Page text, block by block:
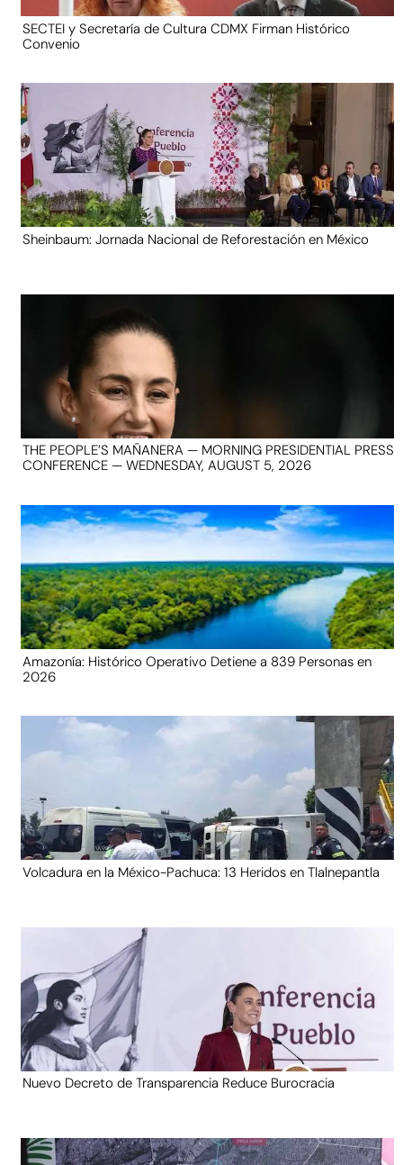
SECTEI y Secretaría de Cultura CDMX Firman Histórico
Convenio
Sheinbaum: Jornada Nacional de Reforestación en México
THE PEOPLE’S MAÑANERA — MORNING PRESIDENTIAL PRESS
CONFERENCE — WEDNESDAY, AUGUST 5, 2026
Amazonía: Histórico Operativo Detiene a 839 Personas en
2026
Volcadura en la México-Pachuca: 13 Heridos en Tlalnepantla
Nuevo Decreto de Transparencia Reduce Burocracia